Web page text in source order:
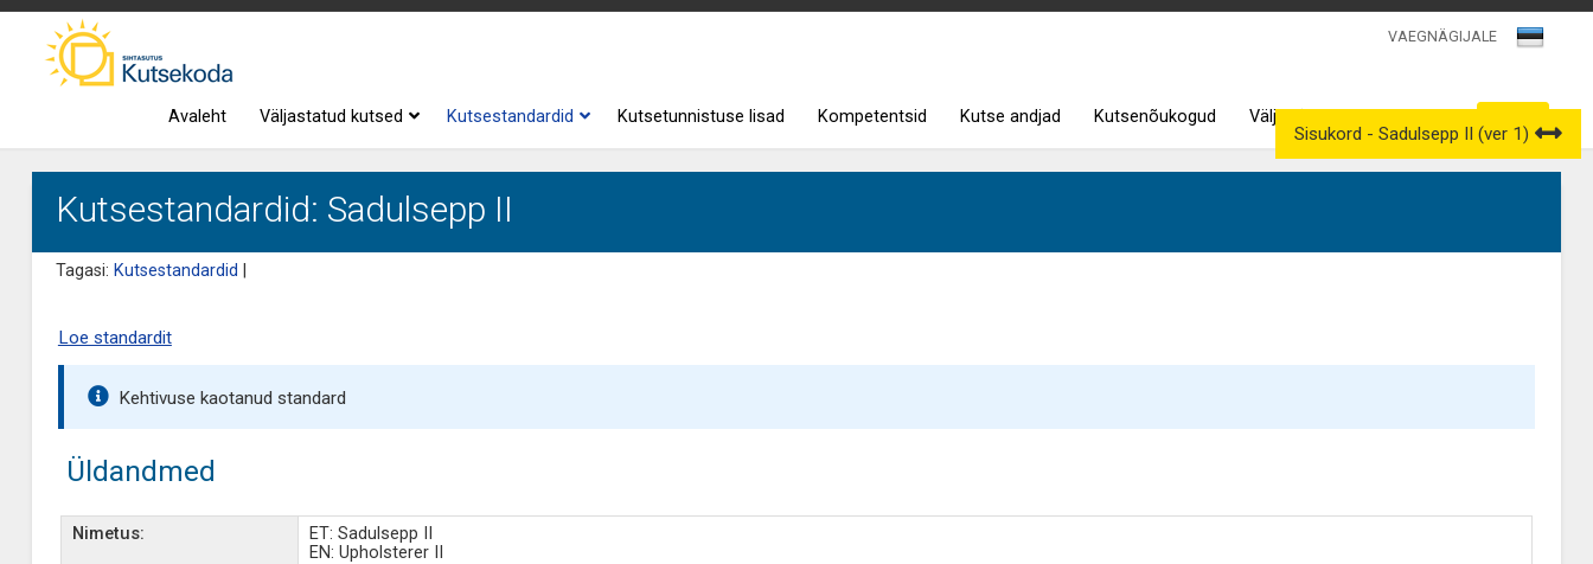
VAEGNÄGIJALE
Avaleht Väljastatud kutsed Kutsestandardid Kutsetunnistuse lisad Kompetentsid Kutse andjad Kutsenõukogud Väljavõtted kutseregistrist
Kutsestandardid: Sadulsepp II
Tagasi: Kutsestandardid
Sisukord - Sadulsepp II (ver 1)
Loe standardit
Kehtivuse kaotanud standard
Üldandmed
Nimetus:
ET: Sadulsepp II
EN: Upholsterer II